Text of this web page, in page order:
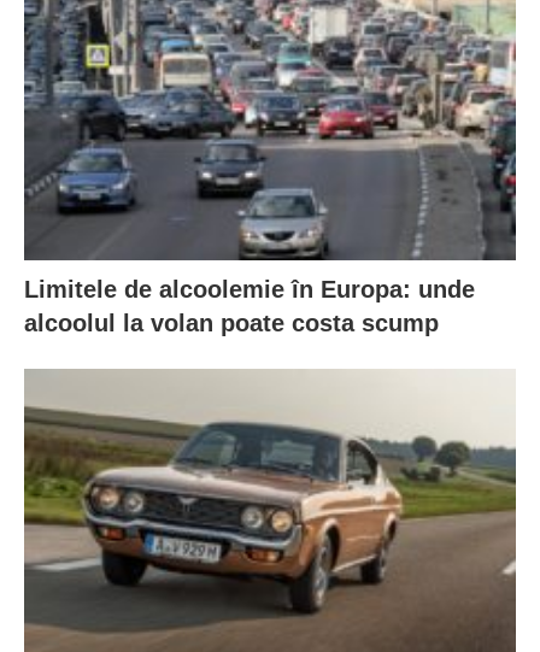
Limitele de alcoolemie în Europa: unde
alcoolul la volan poate costa scump